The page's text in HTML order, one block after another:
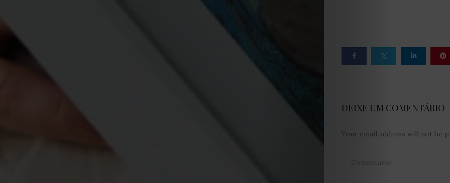
Condições
de
Cookies
DEIXE UM COMENTÁRIO
Your email address will not be